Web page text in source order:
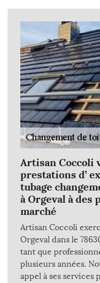
Artisan Coccoli
prestations d’
tubage
à Orgeval à des
marché
Artisan Coccoli
Orgeval dans le
tant que
plusieurs années.
appel à ses services